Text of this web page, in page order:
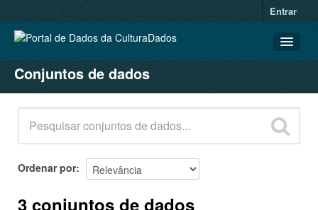
Entrar
CONJUNTOS DE DADOS
ORGANIZAÇÕES
GRUPOS
SOBRE
Conjuntos de dados
Ordenar por
3 conjuntos de dados